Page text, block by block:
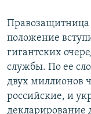
Правозащитница
положение
гигантских
службы. По ее
двух миллионов
российские, и
декларирование